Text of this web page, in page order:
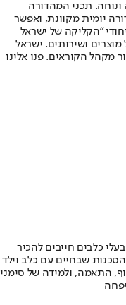
תכני המהדורה
יומית מקוונת, ואפשר
"הקליקה של ישראל
ושירותים. ישראל
מקהל הקוראים. פנו אלינו
שבחיים עם כלב וילד
התאמה, ולמידה של סימני